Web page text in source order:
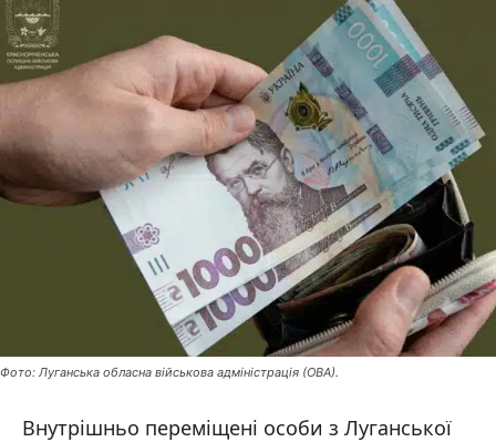
Фото: Луганська обласна військова адміністрація (ОВА).
Внутрішньо переміщені особи з Луганської